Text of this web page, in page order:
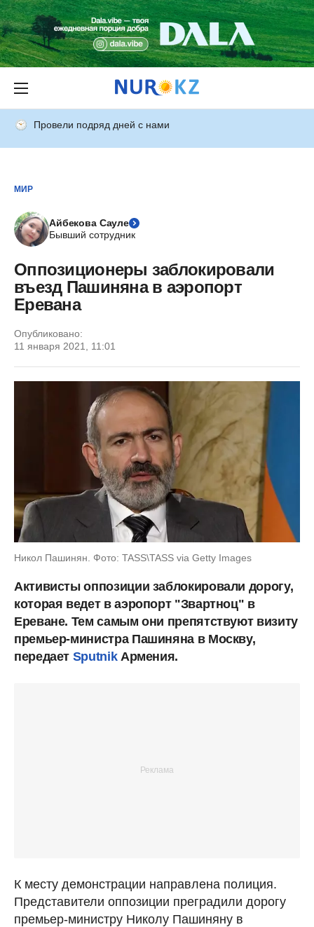
Провели подряд дней с нами
МИР
Айбекова Сауле
Бывший сотрудник
Оппозиционеры заблокировали
въезд Пашиняна в аэропорт
Еревана
Опубликовано:
11 января 2021, 11:01
Никол Пашинян. Фото: TASS\TASS via Getty Images
Активисты оппозиции заблокировали дорогу,
которая ведет в аэропорт "Звартноц" в
Ереване. Тем самым они препятствуют визиту
премьер-министра Пашиняна в Москву,
передает SputnikАрмения.
К месту демонстрации направлена полиция.
Представители оппозиции преградили дорогу
премьер-министру Николу Пашиняну в